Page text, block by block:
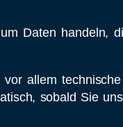
Daten handeln,
allem
sobald Sie